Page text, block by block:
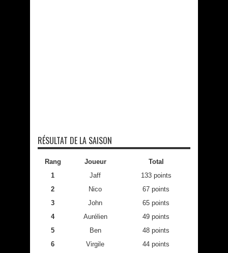
RÉSULTAT DE LA SAISON
Rang Joueur
Total
1
Jaff
133 points
2
Nico
67 points
3
John
65 points
4
Aurélien
49 points
5
Ben
48 points
6
Virgile
44 points